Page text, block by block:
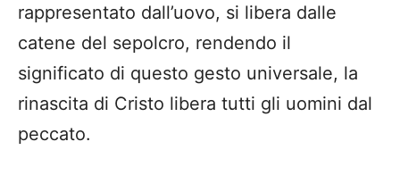
rappresentato dall’uovo, si libera dalle
catene del sepolcro, rendendo il
significato di questo gesto universale, la
rinascita di Cristo libera tutti gli uomini dal
peccato.